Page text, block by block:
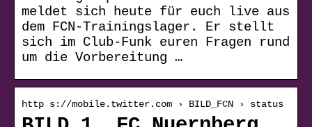
meldet sich heute für euch live aus
dem FCN-Trainingslager. Er stellt
sich im Club-Funk euren Fragen rund
um die Vorbereitung …
http s://mobile.twitter.com › BILD_FCN › status